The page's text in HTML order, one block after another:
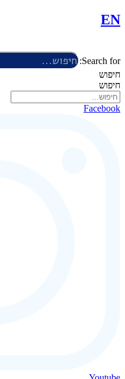
EN
Search for:
חיפוש
חיפוש
Facebook